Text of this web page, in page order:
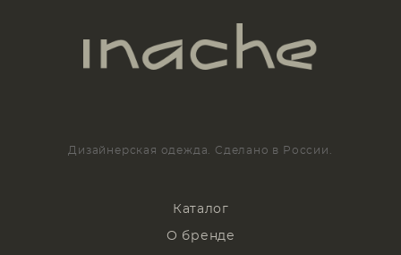
Дизайнерская одежда. Сделано в России.
Каталог
О бренде